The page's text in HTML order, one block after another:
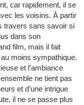
car rapidement, il se
les voisins. À partir
travers sans savoir si
dans son
film, mais il fait
moins sympathique.
et l'ambiance
ne tient pas
et d'une intrigue
il ne se passe plus